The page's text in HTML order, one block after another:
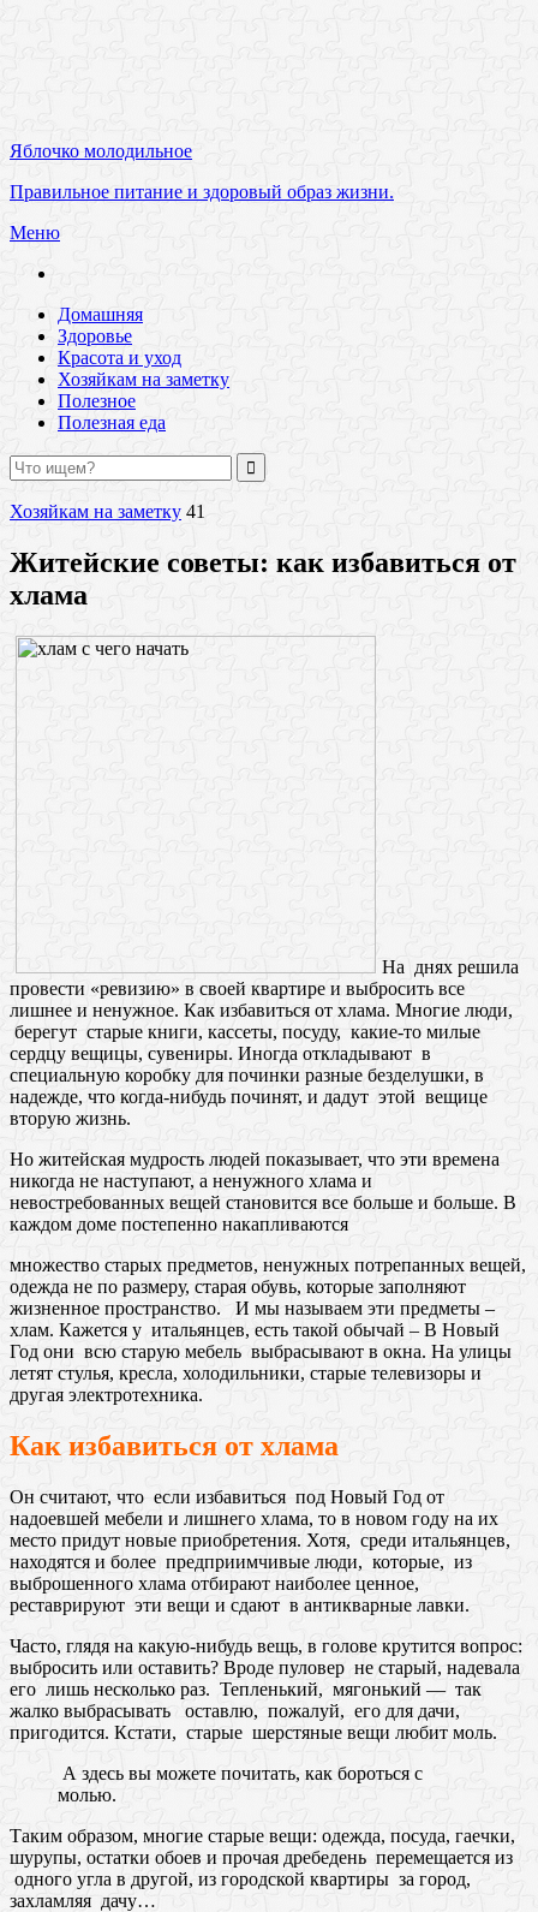
Яблочко молодильное
Правильное питание и здоровый образ жизни.
Меню
Домашняя
Здоровье
Красота и уход
Хозяйкам на заметку
Полезное
Полезная еда
Хозяйкам на заметку 41
Житейские советы: как избавиться от
хлама
На днях решила
провести «ревизию» в своей квартире и выбросить все
лишнее и ненужное. Как избавиться от хлама. Многие люди,
берегут старые книги, кассеты, посуду, какие-то милые
сердцу вещицы, сувениры. Иногда откладывают в
специальную коробку для починки разные безделушки, в
надежде, что когда-нибудь починят, и дадут этой вещице
вторую жизнь.
Но житейская мудрость людей показывает, что эти времена
никогда не наступают, а ненужного хлама и
невостребованных вещей становится все больше и больше. В
каждом доме постепенно накапливаются
множество старых предметов, ненужных потрепанных вещей,
одежда не по размеру, старая обувь, которые заполняют
жизненное пространство. И мы называем эти предметы –
хлам. Кажется у итальянцев, есть такой обычай – В Новый
Год они всю старую мебель выбрасывают в окна. На улицы
летят стулья, кресла, холодильники, старые телевизоры и
другая электротехника.
Как избавиться от хлама
Он считают, что если избавиться под Новый Год от
надоевшей мебели и лишнего хлама, то в новом году на их
место придут новые приобретения. Хотя, среди итальянцев,
находятся и более предприимчивые люди, которые, из
выброшенного хлама отбирают наиболее ценное,
реставрируют эти вещи и сдают в антикварные лавки.
Часто, глядя на какую-нибудь вещь, в голове крутится вопрос:
выбросить или оставить? Вроде пуловер не старый, надевала
его лишь несколько раз. Тепленький, мягонький — так
жалко выбрасывать оставлю, пожалуй, его для дачи,
пригодится. Кстати, старые шерстяные вещи любит моль.
А здесь вы можете почитать, как бороться с
молью.
Таким образом, многие старые вещи: одежда, посуда, гаечки,
шурупы, остатки обоев и прочая дребедень перемещается из
одного угла в другой, из городской квартиры за город,
захламляя дачу…